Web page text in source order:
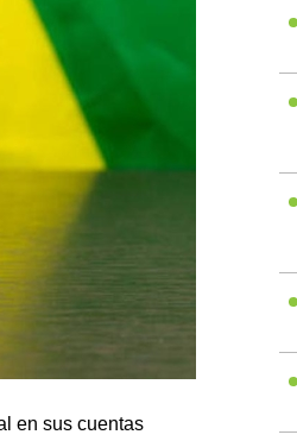
en sus cuentas